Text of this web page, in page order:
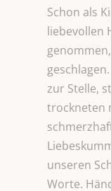
Schon als
liebevollen
zur Stelle,
trockneten
unseren
Worte.